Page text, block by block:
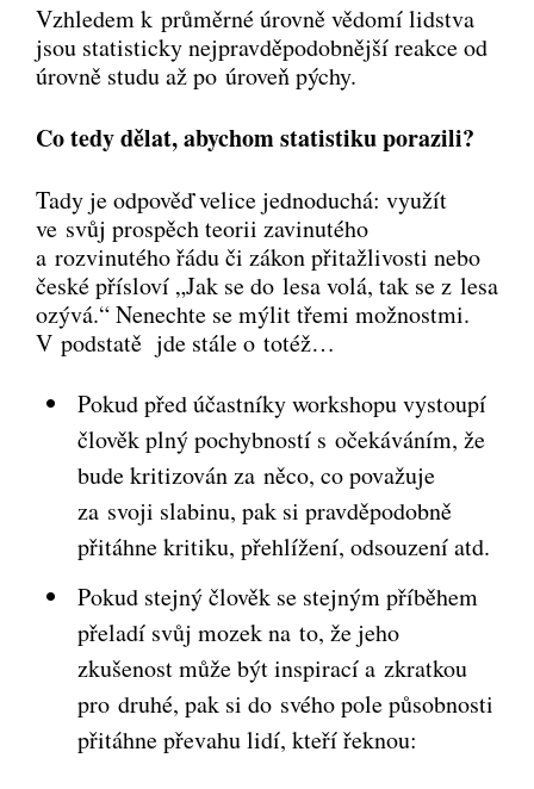
Vzhledem k průměrné úrovně vědomí lidstva
jsou statisticky nejpravděpodobnější reakce od
úrovně studu až po úroveň pýchy.
Co tedy dělat, abychom statistiku porazili?
Tady je odpověď velice jednoduchá: využít
ve svůj prospěch teorii zavinutého
a rozvinutého řádu či zákon přitažlivosti nebo
české přísloví „Jak se do lesa volá, tak se z lesa
ozývá.“ Nenechte se mýlit třemi možnostmi.
V podstatě jde stále o totéž…
Pokud před účastníky workshopu vystoupí
člověk plný pochybností s očekáváním, že
bude kritizován za něco, co považuje
za svoji slabinu, pak si pravděpodobně
přitáhne kritiku, přehlížení, odsouzení atd.
Pokud stejný člověk se stejným příběhem
přeladí svůj mozek na to, že jeho
zkušenost může být inspirací a zkratkou
pro druhé, pak si do svého pole působnosti
přitáhne převahu lidí, kteří řeknou: